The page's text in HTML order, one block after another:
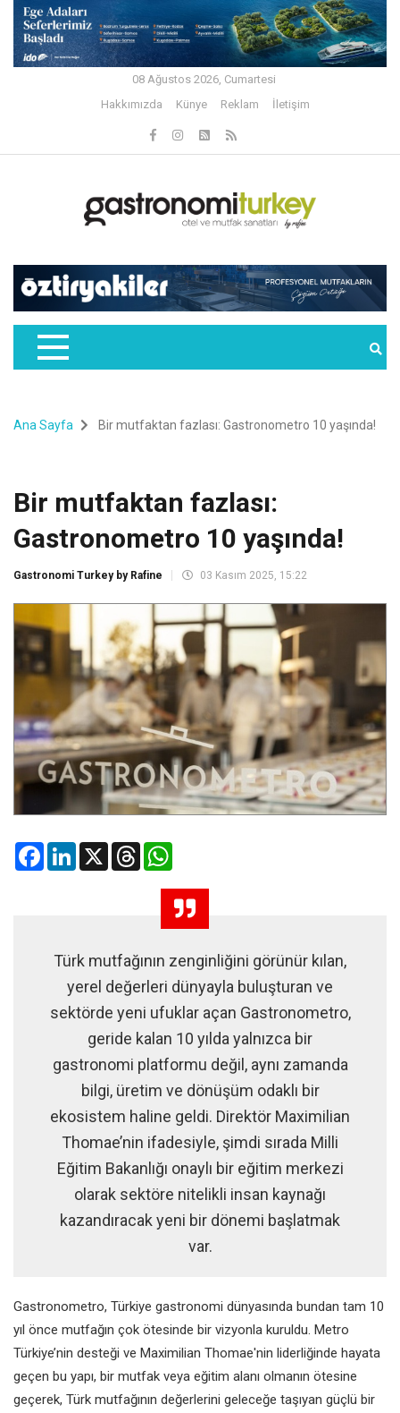
08 Ağustos 2026, Cumartesi
Hakkımızda
Künye Reklam İletişim
Ana Sayfa Bir mutfaktan fazlası: Gastronometro 10 yaşında!
Bir mutfaktan fazlası:
Gastronometro 10 yaşında!
Gastronomi Turkey by Rafine 03 Kasım 2025, 15:22
FacebookLinkedIn
X Threads
Türk mutfağının zenginliğini görünür kılan,
yerel değerleri dünyayla buluşturan ve
sektörde yeni ufuklar açan Gastronometro,
geride kalan 10 yılda yalnızca bir
gastronomi platformu değil, aynı zamanda
bilgi, üretim ve dönüşüm odaklı bir
ekosistem haline geldi. Direktör Maximilian
Thomae’nin ifadesiyle, şimdi sırada Milli
Eğitim Bakanlığı onaylı bir eğitim merkezi
olarak sektöre nitelikli insan kaynağı
kazandıracak yeni bir dönemi başlatmak
var.
Gastronometro, Türkiye gastronomi dünyasında bundan tam 10
yıl önce mutfağın çok ötesinde bir vizyonla kuruldu. Metro
Türkiye’nin desteği ve Maximilian Thomae'nin liderliğinde hayata
geçen bu yapı, bir mutfak veya eğitim alanı olmanın ötesine
geçerek, Türk mutfağının değerlerini geleceğe taşıyan güçlü bir